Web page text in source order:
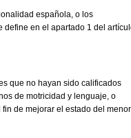
española, o los
define en el apartado 1 del
que no hayan sido calificados
de motricidad y lenguaje, o
de mejorar el estado del